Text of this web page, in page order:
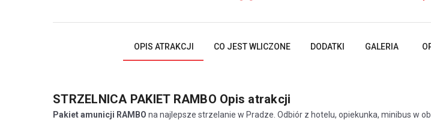
OPIS ATRAKCJI CO JEST WLICZONE DODATKI GALERIA
STRZELNICA PAKIET RAMBO Opis atrakcji
Pakiet amunicji RAMBO na najlepsze strzelanie w Pradze. Odbiór z hotelu, opiekunka, minibus w